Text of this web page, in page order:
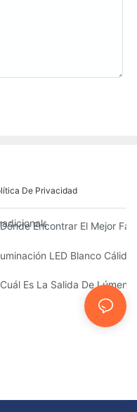
De Privacidad
Coste, Retorno
Encontrar El Mejor
Farolas Solares?
LED Blanco Cálido
Luces Del Área De
Es La Salida De